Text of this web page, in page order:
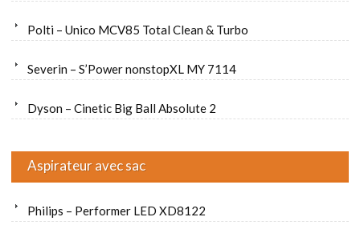
Polti – Unico MCV85 Total Clean & Turbo
Severin – S’Power nonstopXL MY 7114
Dyson – Cinetic Big Ball Absolute 2
Aspirateur avec sac
Philips – Performer LED XD8122